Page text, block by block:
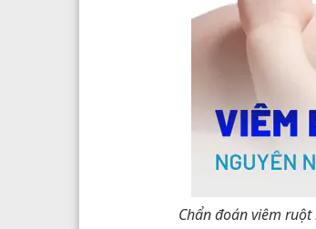
Chẩn đoán viêm